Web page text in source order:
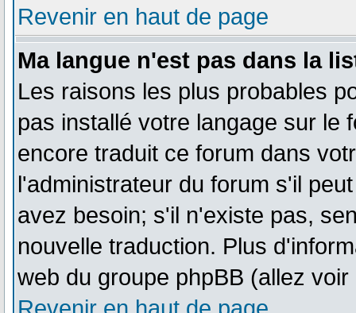
Revenir en haut de page
Ma langue n'est pas dans la
Les raisons les plus probables
pas installé votre langage sur le
encore traduit ce forum dans
l'administrateur du forum s'il
avez besoin; s'il n'existe pas,
nouvelle traduction. Plus
web du groupe phpBB (allez